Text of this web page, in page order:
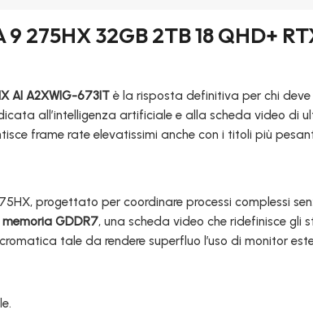
275HX 32GB 2TB 18 QHD+
AI A2XWIG-673ITè la risposta definitiva per chi deve
all’intelligenza artificiale e alla scheda video di
frame rate elevatissimi anche con i titoli più
progettato per coordinare processi complessi
GDDR7, una scheda video che ridefinisce gli
tale da rendere superfluo l’uso di monitor